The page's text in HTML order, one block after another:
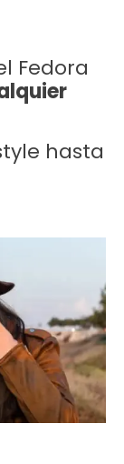
Fedora
hasta